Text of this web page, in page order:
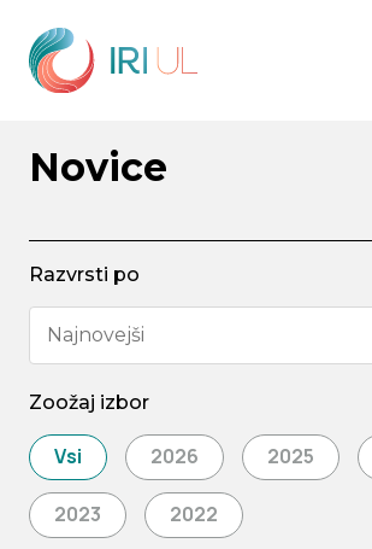
Novice
Razvrsti po
Najnovejši
Zoožaj izbor
Vsi 2026 2025
2023 2022